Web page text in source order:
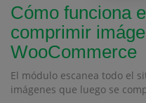
Cómo funciona
comprimir
WooCommerce
El módulo escanea todo el
imágenes que luego se